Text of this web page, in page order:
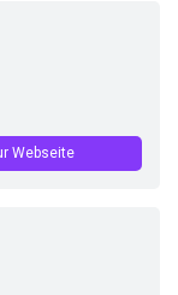
Webseite